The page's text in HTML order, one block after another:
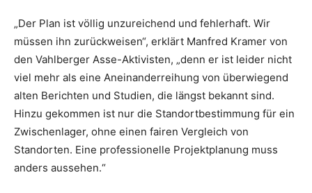
„Der Plan ist völlig unzureichend und fehlerhaft. Wir
müssen ihn zurückweisen“, erklärt Manfred Kramer von
den Vahlberger Asse-Aktivisten, „denn er ist leider nicht
viel mehr als eine Aneinanderreihung von überwiegend
alten Berichten und Studien, die längst bekannt sind.
Hinzu gekommen ist nur die Standortbestimmung für ein
Zwischenlager, ohne einen fairen Vergleich von
Standorten. Eine professionelle Projektplanung muss
anders aussehen.“